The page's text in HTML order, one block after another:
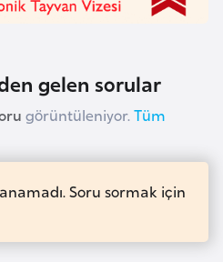
gelen sorular
görüntüleniyor.Tüm
Soru sormak için